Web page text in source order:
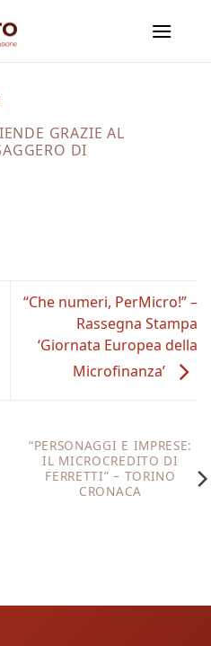
GRAZIE AL
DI
“Che numeri, PerMicro!” –
Rassegna Stampa
‘Giornata Europea della
Microfinanza’
“PERSONAGGI E IMPRESE:
IL MICROCREDITO DI
FERRETTI” – TORINO
CRONACA